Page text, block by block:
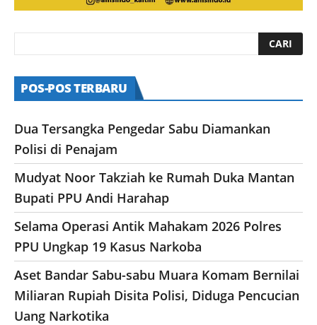
POS-POS TERBARU
Dua Tersangka Pengedar Sabu Diamankan
Polisi di Penajam
Mudyat Noor Takziah ke Rumah Duka Mantan
Bupati PPU Andi Harahap
Selama Operasi Antik Mahakam 2026 Polres
PPU Ungkap 19 Kasus Narkoba
Aset Bandar Sabu-sabu Muara Komam Bernilai
Miliaran Rupiah Disita Polisi, Diduga Pencucian
Uang Narkotika